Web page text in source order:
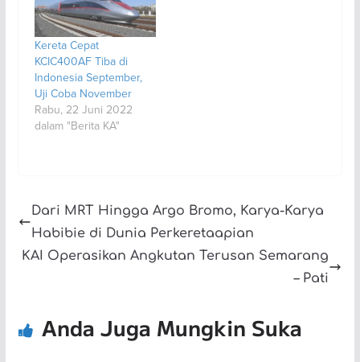
Kereta Cepat
KCIC400AF Tiba di
Indonesia September,
Uji Coba November
Rabu, 22 Juni 2022
dalam "Berita KA"
Dari MRT Hingga Argo Bromo, Karya-Karya
Habibie di Dunia Perkeretaapian
KAI Operasikan Angkutan Terusan Semarang
– Pati
Anda Juga Mungkin Suka